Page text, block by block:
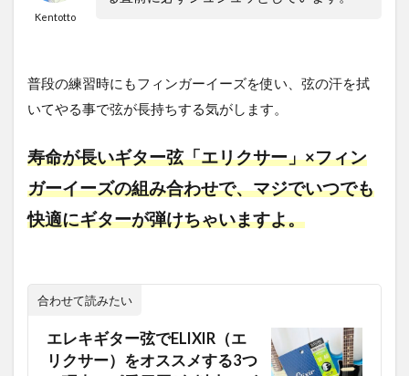
Kentotto
普段の練習時にもフィンガーイーズを使い、弦の汗を拭
いてやる事で弦が長持ちする気がします。
寿命が長いギター弦「エリクサー」×フィン
ガーイーズの組み合わせで、マジでいつでも
快適にギターが弾けちゃいますよ。
合わせて読みたい
エレキギター弦でELIXIR（エ
リクサー）をオススメする3つ